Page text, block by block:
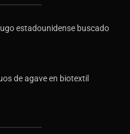
estadounidense buscado
de agave en biotextil